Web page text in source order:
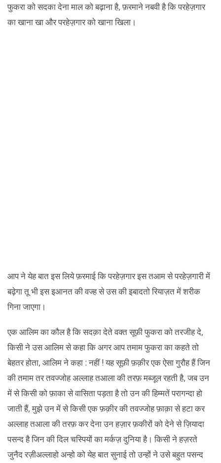
फुकरा को सदका देना माल को बढ़ाना है, फ़रमाने नबवी है कि परहेज़गार
का खाना खा और परहेज़गार को खाना खिला।
आप ने येह बात इस लिये फ़रमाई कि परहेज़गार इस तआम से परहेज़गारी में
बढ़ेगा तू भी इस इआनत की वज्ह से उस की इबादतो रियाज़त में शरीक
गिना जाएगा।
एक आलिम का कौल है कि सदक़ा देते वक्त सूफ़ी फुकरा को तरजीह दे,
किसी ने उस आलिम से कहा कि अगर आप तमाम फुकरा का कहते तो
बेहतर होता, आलिम ने कहा : नहीं ! यह सूफ़ी फ़क़ीर एक ऐसा गुरौह हैं जिन
की तमाम तर तवज्जोह अल्लाह तआला की तरफ़ मब्जूल रहती है, जब उन
में से किसी को फ़ाका से वासिता पड़ता है तो उन की हिम्मतें परागन्दा हो
जाती हैं, मुझे उन में से किसी एक फ़क़ीर की तवज्जोह फ़ाक़ा से हटा कर
अल्लाह तआला की तरफ़ कर देना उन हज़ार फ़कीरों को देने से ज़ियादा
पसन्द है जिन की दिल चस्पियों का मर्कज़ दुनिया है। किसी ने हज़रते
जुनैद रज़ीअल्लाहो अन्हो को येह बात सुनाई तो उन्हों ने उसे बहुत पसन्द